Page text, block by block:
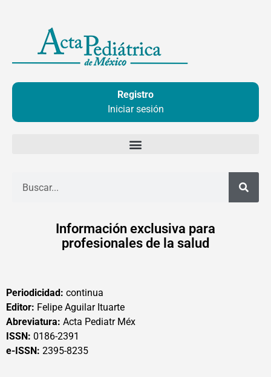
contenido
Registro
Iniciar sesión
Información exclusiva para
profesionales de la salud
Periodicidad: continua
Editor: Felipe Aguilar Ituarte
Abreviatura: Acta Pediatr Méx
ISSN: 0186-2391
e-ISSN: 2395-8235